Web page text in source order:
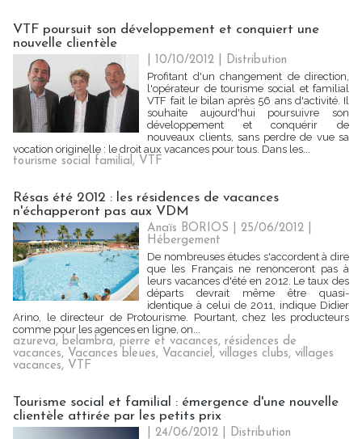
VTF poursuit son développement et conquiert une
nouvelle clientèle
| 10/10/2012
Distribution
Profitant d'un changement de direction,
l'opérateur de tourisme social et familial
VTF fait le bilan après 56 ans d'activité. Il
souhaite aujourd'hui poursuivre son
développement et conquérir de
nouveaux clients, sans perdre de vue sa
vocation originelle : le droit aux vacances pour tous. Dans les...
tourisme social familial, VTF
Résas été 2012 : les résidences de vacances
n'échapperont pas aux VDM
Anaïs BORIOS | 25/06/2012
Hébergement
De nombreuses études s'accordent à dire
que les Français ne renonceront pas à
leurs vacances d'été en 2012. Le taux des
départs devrait même être quasi-
identique à celui de 2011, indique Didier
Arino, le directeur de Protourisme. Pourtant, chez les producteurs
comme pour les agences en ligne, on...
azureva, belambra, pierre et vacances, résidences de
vacances, Vacances bleues, Vacanciel, villages clubs, villages
vacances, VTF
Tourisme social et familial : émergence d'une nouvelle
clientèle attirée par les petits prix
| 24/06/2012 Distribution